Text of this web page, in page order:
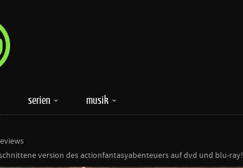
serien musik
version des actionfantasyabenteuers auf dvd und blu-ray!